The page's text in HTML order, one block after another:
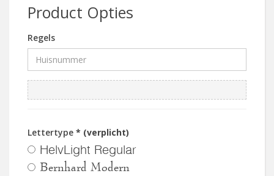
Product Opties
Regels
Lettertype * (verplicht)
HelvLight Regular
Bernhard Modern